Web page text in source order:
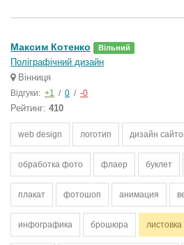
Максим Котенко Вільний
Поліграфічний дизайн
Вінниця
Відгуки: +1 / 0 / -0
Рейтинг: 410
web design логотип дизайн
обработка фото флаер буклет
плакат фотошоп анимация
инфографика брошюра листовка